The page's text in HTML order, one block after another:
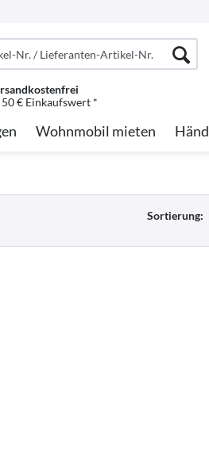
50 € Einkaufswert *
Wohnmobil mieten
Sortierung: